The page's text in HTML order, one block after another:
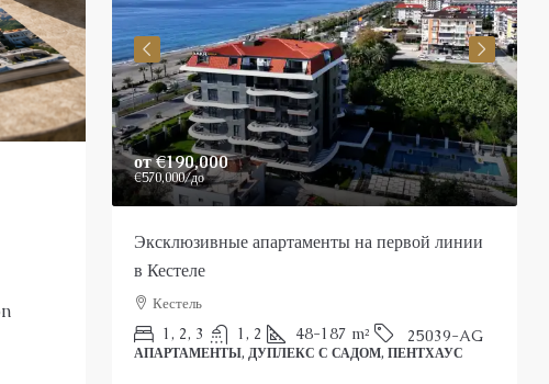
от€190,000
€570,000/до
Эксклюзивные апартаменты на первой линии
в Кестеле
Кестель
1, 2, 3 1, 2 48-187 m² 25039-AG
АПАРТАМЕНТЫ, ДУПЛЕКС С САДОМ, ПЕНТХАУС